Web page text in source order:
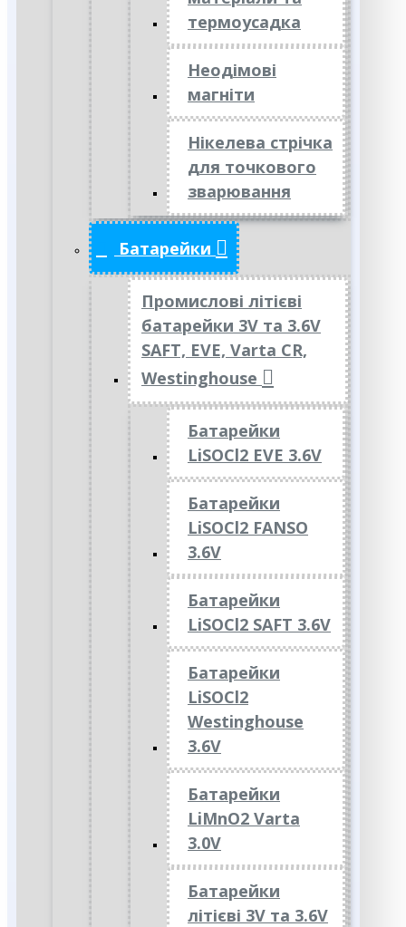
термоусадка
Неодімові
магніти
Нікелева стрічка
для точкового
зварювання
Батарейки
Промислові літієві
батарейки 3V та 3.6V
SAFT, EVE, Varta CR,
Westinghouse
Батарейки
LiSOCl2 EVE 3.6V
Батарейки
LiSOCl2 FANSO
3.6V
Батарейки
LiSOCl2 SAFT 3.6V
Батарейки
LiSOCl2
Westinghouse
3.6V
Батарейки
LiMnO2 Varta
3.0V
Батарейки
літієві 3V та 3.6V